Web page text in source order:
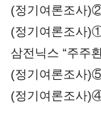
(정기여론조사
(정기여론조사
지지도 '50% 아
삼전닉스 “주주
보내
(정기여론조사
만에 다시 40%대
(정기여론조사